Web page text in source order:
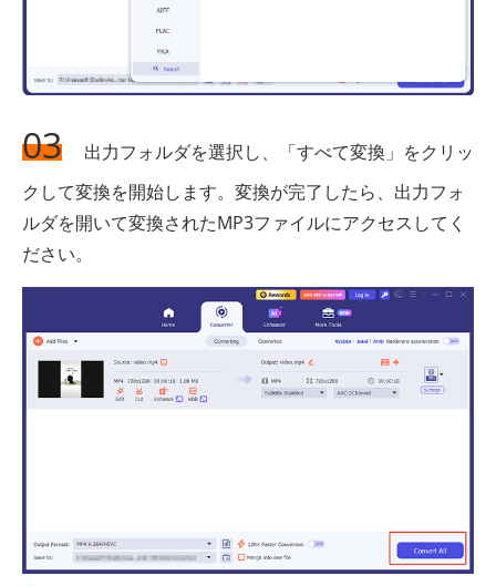
03
出力フォルダを選択し、「すべて変換」をクリッ
クして変換を開始します。変換が完了したら、出力フォ
ルダを開いて変換されたMP3ファイルにアクセスしてく
ださい。